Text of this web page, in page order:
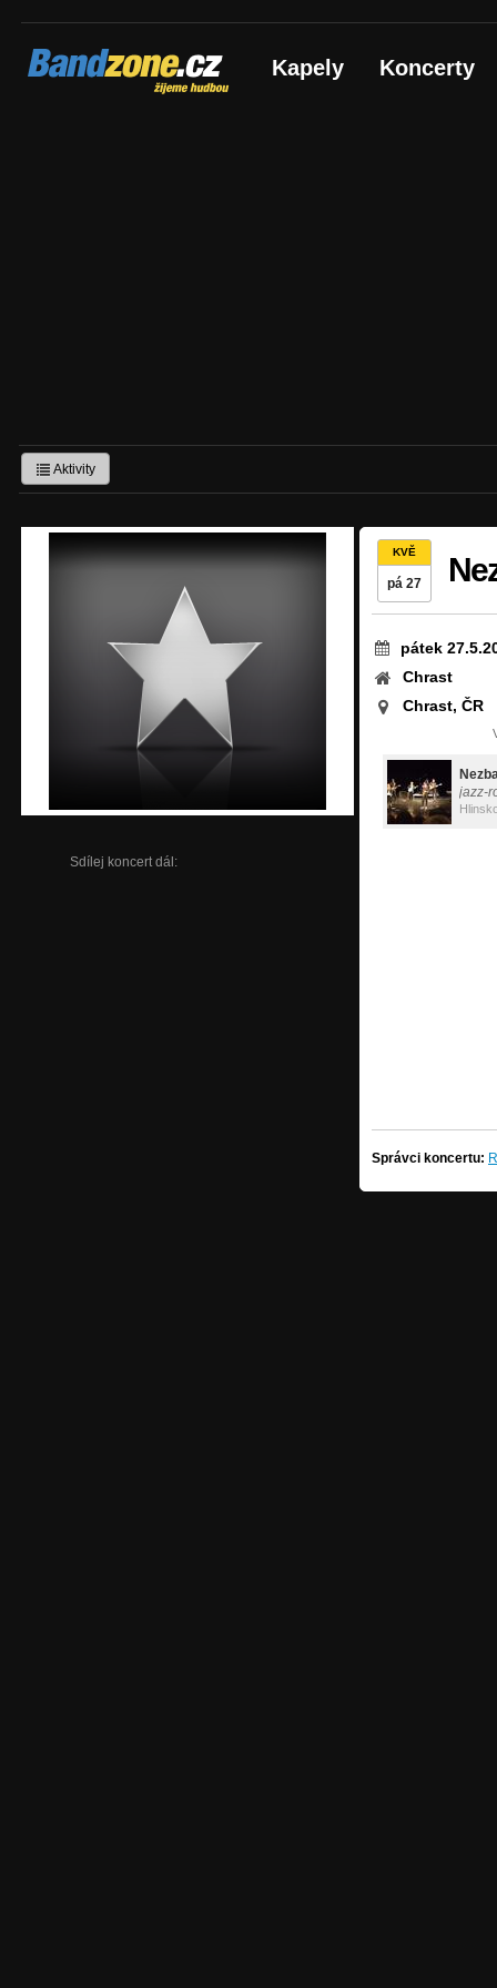
Bandzone.cz
žijeme hudbou Kapely Koncerty
Aktivity
Sdílej koncert dál:
KVĚ
pá 27
pátek
Chrast
Chrast, ČR
jazz-
Správci koncertu: